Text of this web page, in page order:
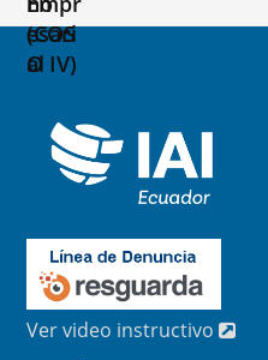
post:
Ver video instructivo